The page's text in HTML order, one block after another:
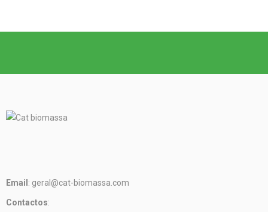
Email : geral@cat-biomassa.com
Contactos: